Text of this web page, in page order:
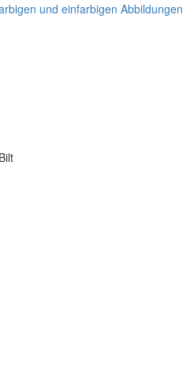
und einfarbigen Abbildungen